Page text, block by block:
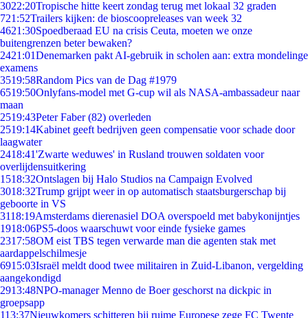
3022:20Tropische hitte keert zondag terug met lokaal 32 graden
721:52Trailers kijken: de bioscoopreleases van week 32
4621:30Spoedberaad EU na crisis Ceuta, moeten we onze
buitengrenzen beter bewaken?
2421:01Denemarken pakt AI-gebruik in scholen aan: extra mondelinge
examens
3519:58Random Pics van de Dag #1979
6519:50Onlyfans-model met G-cup wil als NASA-ambassadeur naar
maan
2519:43Peter Faber (82) overleden
2519:14Kabinet geeft bedrijven geen compensatie voor schade door
laagwater
2418:41'Zwarte weduwes' in Rusland trouwen soldaten voor
overlijdensuitkering
1518:32Ontslagen bij Halo Studios na Campaign Evolved
3018:32Trump grijpt weer in op automatisch staatsburgerschap bij
geboorte in VS
3118:19Amsterdams dierenasiel DOA overspoeld met babykonijntjes
1918:06PS5-doos waarschuwt voor einde fysieke games
2317:58OM eist TBS tegen verwarde man die agenten stak met
aardappelschilmesje
6915:03Israël meldt dood twee militairen in Zuid-Libanon, vergelding
aangekondigd
2913:48NPO-manager Menno de Boer geschorst na dickpic in
groepsapp
113:37Nieuwkomers schitteren bij ruime Europese zege FC Twente